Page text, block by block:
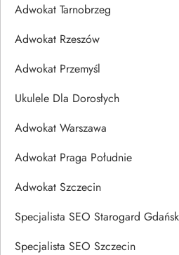
Adwokat Tarnobrzeg
Adwokat Rzeszów
Adwokat Przemyśl
Ukulele Dla Dorosłych
Adwokat Warszawa
Adwokat Praga Południe
Adwokat Szczecin
Specjalista SEO Starogard
Specjalista SEO Szczecin